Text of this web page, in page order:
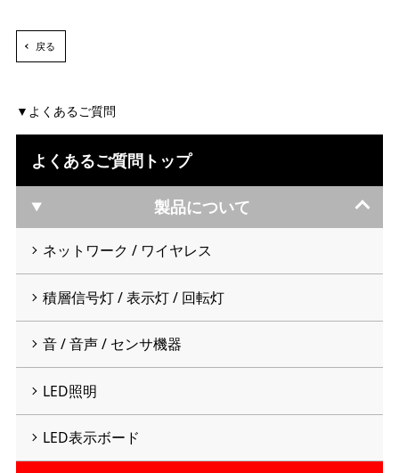
戻る
よくあるご質問
よくあるご質問トップ
製品について
ネットワーク / ワイヤレス
積層信号灯 / 表示灯 / 回転灯
音 / 音声 / センサ機器
LED照明
LED表示ボード